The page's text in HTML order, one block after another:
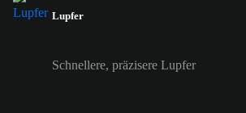
Lupfer
Schnellere, präzisere Lupfer